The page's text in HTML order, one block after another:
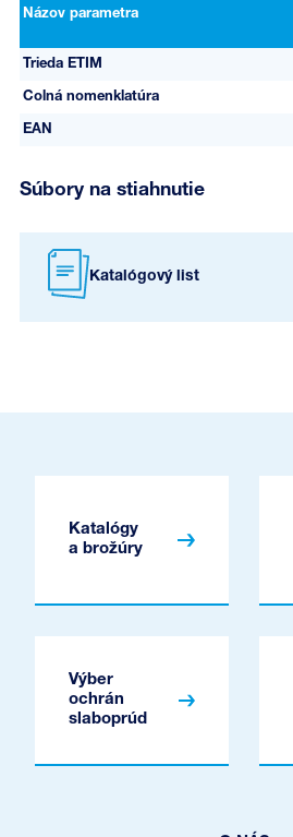
Názov parametra
Trieda ETIM
Colná nomenklatúra
EAN
Súbory na stiahnutie
Katalógový list
Katalógy
a brožúry
Výber
ochrán
slaboprúd